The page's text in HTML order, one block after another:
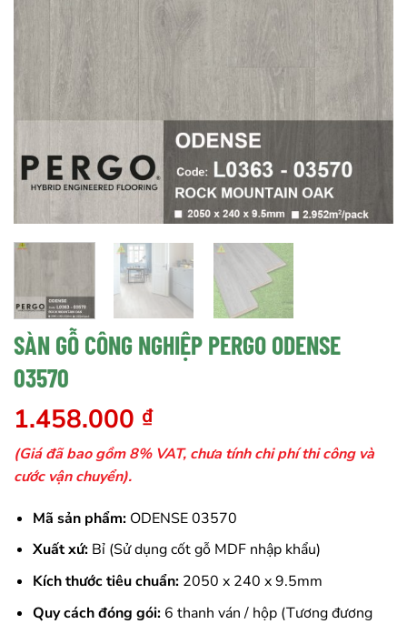
SÀN GỖ CÔNG NGHIỆP PERGO ODENSE
03570
1.458.000 ₫
(Giá đã bao gồm 8% VAT, chưa tính chi phí thi công và
cước vận chuyển).
Mã sản phẩm:ODENSE 03570
Xuất xứ:Bỉ (Sử dụng cốt gỗ MDF nhập khẩu)
Kích thước tiêu chuẩn: 2050 x 240 x 9.5mm
Quy cách đóng gói: 6 thanh ván / hộp (Tương đương